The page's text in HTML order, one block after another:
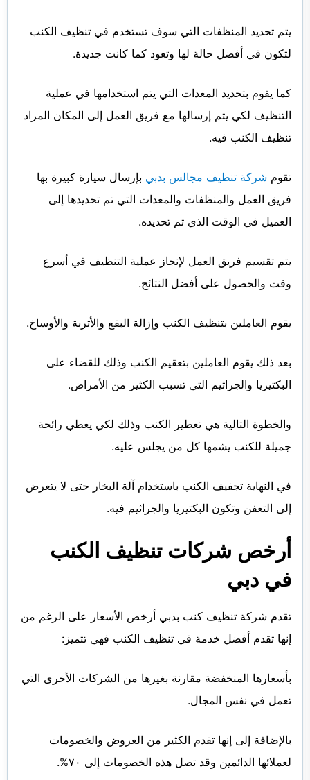
يتم تحديد المنظفات التي سوف تستخدم في تنظيف الكنب
لتكون في أفضل حالة لها وتعود كما كانت جديدة.
كما يقوم بتحديد المعدات التي يتم استخدامها في عملية
التنظيف لكي يتم إرسالها مع فريق العمل إلى المكان المراد
تنظيف الكنب فيه.
تقوم شركة تنظيف مجالس بدبي بإرسال سيارة كبيرة بها
فريق العمل والمنظفات والمعدات التي تم تحديدها إلى
العميل في الوقت الذي تم تحديده.
يتم تقسيم فريق العمل لإنجاز عملية التنظيف في أسرع
وقت والحصول على أفضل النتائج.
يقوم العاملين بتنظيف الكنب وإزالة البقع والأتربة والأوساخ.
بعد ذلك يقوم العاملين بتعقيم الكنب وذلك للقضاء على
البكتيريا والجراثيم التي تسبب الكثير من الأمراض.
والخطوة التالية هي تعطير الكنب وذلك لكي يعطي رائحة
جميلة للكنب يشمها كل من يجلس عليه.
في النهاية تجفيف الكنب باستخدام آلة البخار حتى لا يتعرض
إلى التعفن وتكون البكتيريا والجراثيم فيه.
أرخص شركات تنظيف الكنب
في دبي
تقدم شركة تنظيف كنب بدبي أرخص الأسعار على الرغم من
إنها تقدم أفضل خدمة في تنظيف الكنب فهي تتميز:
بأسعارها المنخفضة مقارنة بغيرها من الشركات الأخرى التي
تعمل في نفس المجال.
بالإضافة إلى إنها تقدم الكثير من العروض والخصومات
لعملائها الدائمين وقد تصل هذه الخصومات إلى ٧٠%.